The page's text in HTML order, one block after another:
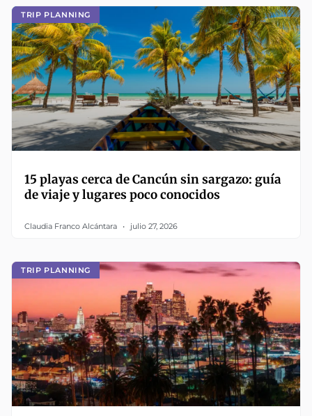
TRIP PLANNING
15 playas cerca de Cancún sin sargazo: guía
de viaje y lugares poco conocidos
Claudia Franco Alcántara julio 27, 2026
TRIP PLANNING